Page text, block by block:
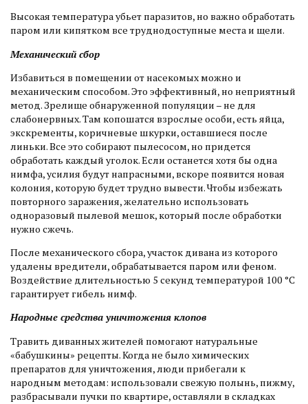
Высокая температура убьет паразитов, но важно обработать
паром или кипятком все труднодоступные места и щели.
Механический сбор
Избавиться в помещении от насекомых можно и
механическим способом. Это эффективный, но неприятный
метод. Зрелище обнаруженной популяции – не для
слабонервных. Там копошатся взрослые особи, есть яйца,
экскременты, коричневые шкурки, оставшиеся после
линьки. Все это собирают пылесосом, но придется
обработать каждый уголок. Если останется хотя бы одна
нимфа, усилия будут напрасными, вскоре появится новая
колония, которую будет трудно вывести. Чтобы избежать
повторного заражения, желательно использовать
одноразовый пылевой мешок, который после обработки
нужно сжечь.
После механического сбора, участок дивана из которого
удалены вредители, обрабатывается паром или феном.
Воздействие длительностью 5 секунд температурой 100 °C
гарантирует гибель нимф.
Народные средства уничтожения клопов
Травить диванных жителей помогают натуральные
«бабушкины» рецепты. Когда не было химических
препаратов для уничтожения, люди прибегали к
народным методам: использовали свежую полынь, пижму,
разбрасывали пучки по квартире, оставляли в складках